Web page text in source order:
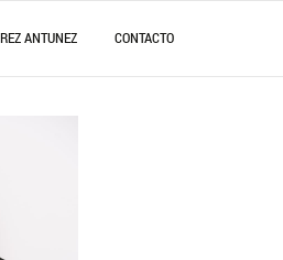
ANTUNEZ CONTACTO